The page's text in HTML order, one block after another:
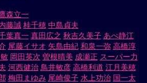
が、運悪く、ケイが流れ弾に当って
は手にしたが、いいしれぬ寂寥感に包
て、配分金をケイの家族に渡すため二
て、彼女の故郷、沖縄に飛んだ。だ
は誰もいなかった。近くにある島に渡
襲う。戦いの中、二人は辛うじて海に
森立一
藤誠 桂千穂 中島貞夫
葉真一 真田広之 秋吉久美子 あべ静江
尾藤イサオ 矢島由紀 和泉一弥 高橋淳
岡田英次 曽根晴美 成瀬正 スーパー力
河西健治 鳥井敏彦 高橋利道 江月美穂
梅田まゆみ 尾崎俊子 水上功治 国一太